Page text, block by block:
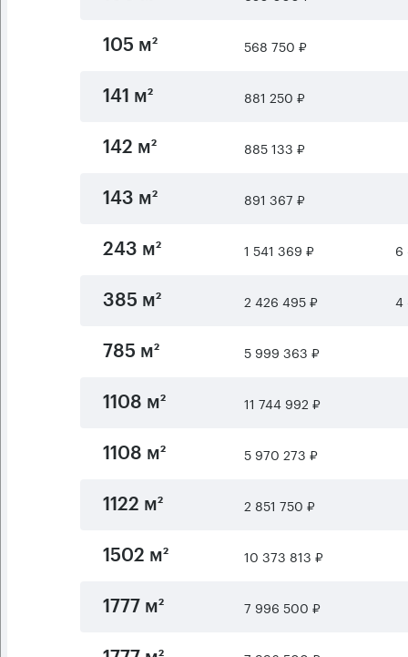
105 м² 568 750 ₽
141 м² 881 250 ₽
142 м² 885 133 ₽
143 м² 891 367 ₽
243 м² 1 541 369 ₽ 6
385 м² 2 426 495 ₽ 4
785 м² 5 999 363 ₽
1108 м² 11 744 992 ₽
1108 м² 5 970 273 ₽
1122 м² 2 851 750 ₽
1502 м² 10 373 813 ₽
1777 м² 7 996 500 ₽